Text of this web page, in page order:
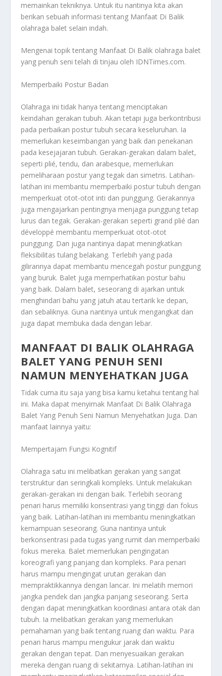
memainkan tekniknya. Untuk itu nantinya kita akan
berikan sebuah informasi tentang Manfaat Di Balik
olahraga balet selain indah.
Mengenai topik tentang Manfaat Di Balik olahraga balet
yang penuh seni telah di tinjau oleh IDNTimes.com.
Memperbaiki Postur Badan
Olahraga ini tidak hanya tentang menciptakan
keindahan gerakan tubuh. Akan tetapi juga berkontribusi
pada perbaikan postur tubuh secara keseluruhan. Ia
memerlukan keseimbangan yang baik dan penekanan
pada kesejajaran tubuh. Gerakan-gerakan dalam balet,
seperti plié, tendu, dan arabesque, memerlukan
pemeliharaan postur yang tegak dan simetris. Latihan-
latihan ini membantu memperbaiki postur tubuh dengan
memperkuat otot-otot inti dan punggung. Gerakannya
juga mengajarkan pentingnya menjaga punggung tetap
lurus dan tegak. Gerakan-gerakan seperti grand plié dan
développé membantu memperkuat otot-otot
punggung. Dan juga nantinya dapat meningkatkan
fleksibilitas tulang belakang. Terlebih yang pada
gilirannya dapat membantu mencegah postur punggung
yang buruk. Balet juga memperhatikan postur bahu
yang baik. Dalam balet, seseorang di ajarkan untuk
menghindari bahu yang jatuh atau tertarik ke depan,
dan sebaliknya. Guna nantinya untuk mengangkat dan
juga dapat membuka dada dengan lebar.
MANFAAT DI BALIK OLAHRAGA
BALET YANG PENUH SENI
NAMUN MENYEHATKAN JUGA
Tidak cuma itu saja yang bisa kamu ketahui tentang hal
ini. Maka dapat menyimak Manfaat Di Balik Olahraga
Balet Yang Penuh Seni Namun Menyehatkan Juga. Dan
manfaat lainnya yaitu:
Mempertajam Fungsi Kognitif
Olahraga satu ini melibatkan gerakan yang sangat
terstruktur dan seringkali kompleks. Untuk melakukan
gerakan-gerakan ini dengan baik. Terlebih seorang
penari harus memiliki konsentrasi yang tinggi dan fokus
yang baik. Latihan-latihan ini membantu meningkatkan
kemampuan seseorang. Guna nantinya untuk
berkonsentrasi pada tugas yang rumit dan memperbaiki
fokus mereka. Balet memerlukan pengingatan
koreografi yang panjang dan kompleks. Para penari
harus mampu mengingat urutan gerakan dan
mempraktikkannya dengan lancar. Ini melatih memori
jangka pendek dan jangka panjang seseorang. Serta
dengan dapat meningkatkan koordinasi antara otak dan
tubuh. Ia melibatkan gerakan yang memerlukan
pemahaman yang baik tentang ruang dan waktu. Para
penari harus mampu mengukur jarak dan waktu
gerakan dengan tepat. Dan menyesuaikan gerakan
mereka dengan ruang di sekitarnya. Latihan-latihan ini